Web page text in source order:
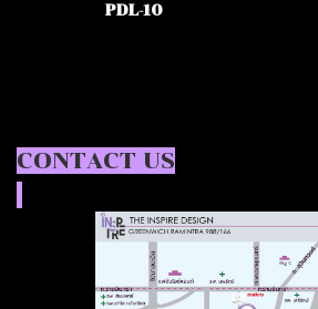
PDL-10
CONTACT US